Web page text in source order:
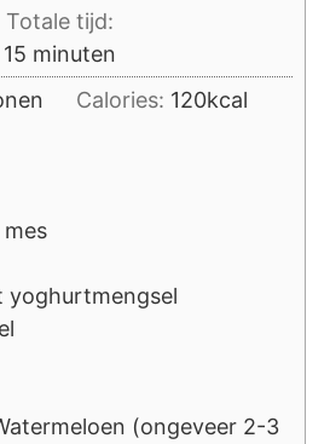
Totale tijd:
15minuten
minuten
Calories: 120kcal
yoghurtmengsel
(ongeveer 2-3